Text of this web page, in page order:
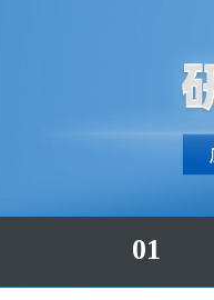
01